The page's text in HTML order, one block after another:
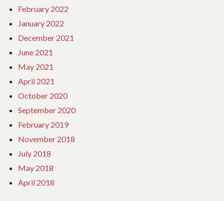
February 2022
January 2022
December 2021
June 2021
May 2021
April 2021
October 2020
September 2020
February 2019
November 2018
July 2018
May 2018
April 2018